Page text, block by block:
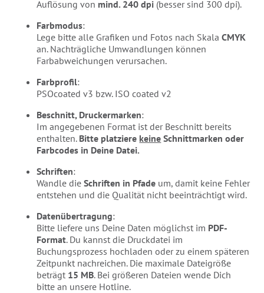
Auflösung von mind. 240 dpi (besser sind 300 dpi).
Farbmodus:
Lege bitte alle Grafiken und Fotos nach SkalaCMYK
an. Nachträgliche Umwandlungen können
Farbabweichungen verursachen.
Farbprofil:
PSOcoated v3 bzw. ISO coated v2
Beschnitt, Druckermarken:
Im angegebenen Format ist der Beschnitt bereits
enthalten. Bitte platziere keine Schnittmarken oder
Farbcodes in Deine Datei.
Schriften:
Wandle dieSchriften in Pfade um, damit keine Fehler
entstehen und die Qualität nicht beeinträchtigt wird.
Datenübertragung:
Bitte liefere uns Deine Daten möglichst im PDF-
Format. Du kannst die Druckdatei im
Buchungsprozess hochladen oder zu einem späteren
Zeitpunkt nachreichen. Die maximale Dateigröße
beträgt 15 MB. Bei größeren Dateien wende Dich
bitte an unsere Hotline.